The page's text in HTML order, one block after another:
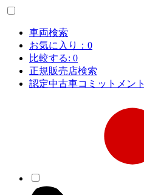
車両検索
お気に入り： 0
比較する: 0
正規販売店検索
認定中古車コミットメント